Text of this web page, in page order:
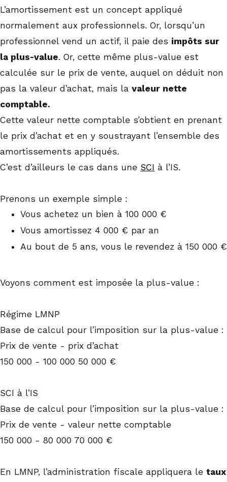
L’amortissement est un concept appliqué
normalement aux professionnels. Or, lorsqu’un
professionnel vend un actif, il paie des impôts sur
la plus-value. Or, cette même plus-value est
calculée sur le prix de vente, auquel on déduit non
pas la valeur d’achat, mais la valeur nette
comptable.
Cette valeur nette comptable s’obtient en prenant
le prix d’achat et en y soustrayant l’ensemble des
amortissements appliqués.
C’est d’ailleurs le cas dans une SCI à l’IS.
Prenons un exemple simple :
Vous achetez un bien à 100 000 €
Vous amortissez 4 000 € par an
Au bout de 5 ans, vous le revendez à 150 000 €
Voyons comment est imposée la plus-value :
Régime LMNP
Base de calcul pour l’imposition sur la plus-value :
Prix de vente - prix d’achat
150 000 - 100 000 50 000 €
SCI à l’IS
Base de calcul pour l’imposition sur la plus-value :
Prix de vente - valeur nette comptable
150 000 - 80 000 70 000 €
En LMNP, l’administration fiscale appliquera le taux